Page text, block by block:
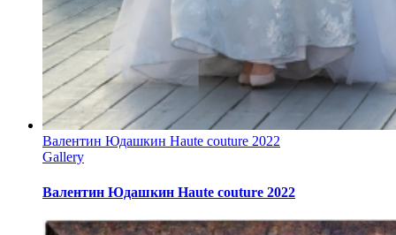
Валентин Юдашкин Haute couture 2022
Gallery
Валентин Юдашкин Haute couture 2022